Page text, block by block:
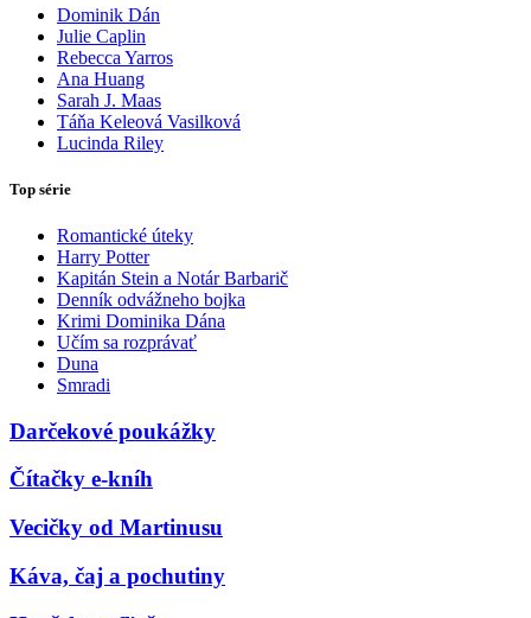
Dominik Dán
Julie Caplin
Rebecca Yarros
Ana Huang
Sarah J. Maas
Táňa Keleová Vasilková
Lucinda Riley
Top série
Romantické úteky
Harry Potter
Kapitán Stein a Notár Barbarič
Denník odvážneho bojka
Krimi Dominika Dána
Učím sa rozprávať
Duna
Smradi
Darčekové poukážky
Čítačky e-kníh
Vecičky od Martinusu
Káva, čaj a pochutiny